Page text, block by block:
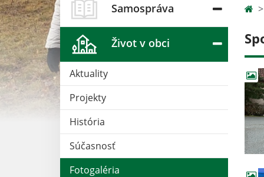
Samospráva
Život v obci
Aktuality
Projekty
História
Súčasnosť
Fotogaléria